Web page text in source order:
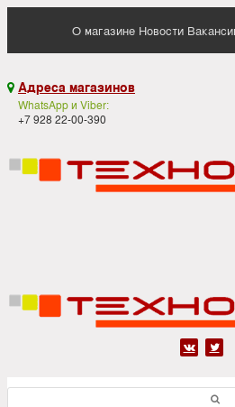
О магазине Новости
 Адреса магазинов
WhatsApp и Viber:
+7 928 22-00-390
 